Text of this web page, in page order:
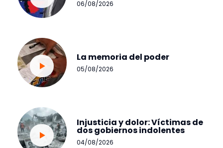
06/08/2026
La memoria del poder
05/08/2026
Injusticia y dolor: Víctimas de
dos gobiernos indolentes
04/08/2026